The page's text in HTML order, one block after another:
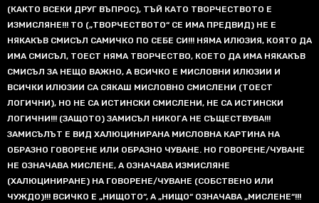
(КАКТО ВСЕКИ ДРУГ ВЪПРОС), ТЪЙ КАТО ТВОРЧЕСТВОТО Е
ИЗМИСЛЯНЕ!!! ТО („ТВОРЧЕСТВОТО“ СЕ ИМА ПРЕДВИД) НЕ Е
НЯКАКЪВ СМИСЪЛ САМИЧКО ПО СЕБЕ СИ!!! НЯМА ИЛЮЗИЯ, КОЯТО ДА
ИМА СМИСЪЛ, ТОЕСТ НЯМА ТВОРЧЕСТВО, КОЕТО ДА ИМА НЯКАКЪВ
СМИСЪЛ ЗА НЕЩО ВАЖНО, А ВСИЧКО Е МИСЛОВНИ ИЛЮЗИИ И
ВСИЧКИ ИЛЮЗИИ СА СЯКАШ МИСЛОВНО СМИСЛЕНИ (ТОЕСТ
ЛОГИЧНИ), НО НЕ СА ИСТИНСКИ СМИСЛЕНИ, НЕ СА ИСТИНСКИ
ЛОГИЧНИ!!! (ЗАЩОТО) ЗАМИСЪЛ НИКОГА НЕ СЪЩЕСТВУВА!!!
ЗАМИСЪЛЪТ Е ВИД ХАЛЮЦИНИРАНА МИСЛОВНА КАРТИНА НА
ОБРАЗНО ГОВОРЕНЕ ИЛИ ОБРАЗНО ЧУВАНЕ. НО ГОВОРЕНЕ/ЧУВАНЕ
НЕ ОЗНАЧАВА МИСЛЕНЕ, А ОЗНАЧАВА ИЗМИСЛЯНЕ
(ХАЛЮЦИНИРАНЕ) НА ГОВОРЕНЕ/ЧУВАНЕ (СОБСТВЕНО ИЛИ
ЧУЖДО)!!! ВСИЧКО Е „НИЩОТО“, А „НИЩО“ ОЗНАЧАВА „МИСЛЕНЕ“!!!